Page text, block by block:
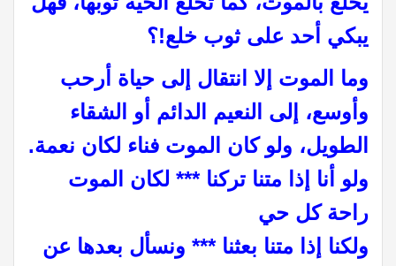
يبكي أحد على ثوب خلع!؟
وما الموت إلا انتقال إلى حياة أرحب
وأوسع، إلى النعيم الدائم أو الشقاء
الطويل، ولو كان الموت فناء لكان نعمة.
ولو أنا إذا متنا تركنا *** لكان الموت
راحة كل حي
ولكنا إذا متنا بعثنا *** ونسأل بعدها عن